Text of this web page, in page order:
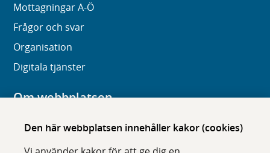
Den här webbplatsen innehåller kakor (cookies)
Mottagningar A-Ö
Frågor och svar
Organisation
Digitala tjänster
Om webbplatsen
Om karolinska.se